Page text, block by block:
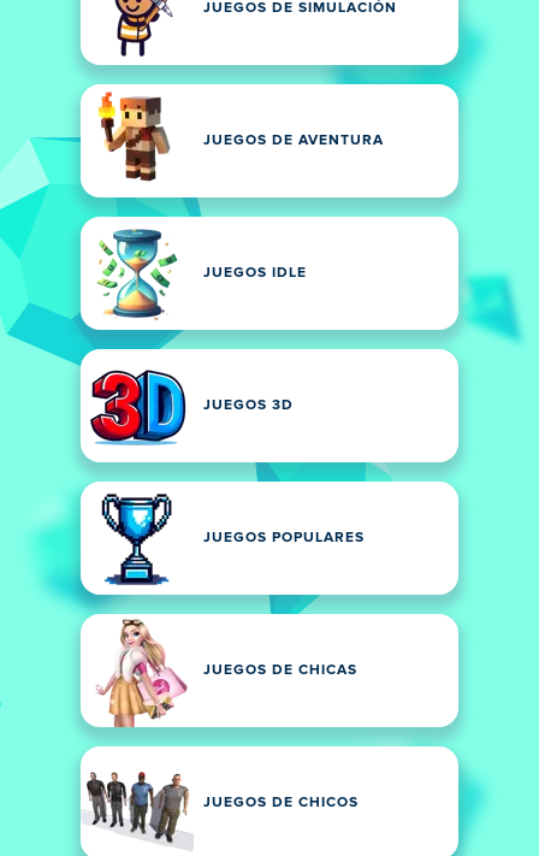
JUEGOS DE SIMULACIÓN
JUEGOS DE AVENTURA
JUEGOS IDLE
JUEGOS 3D
JUEGOS POPULARES
JUEGOS DE CHICAS
JUEGOS DE CHICOS